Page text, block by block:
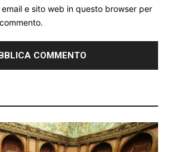
email e sito web in questo browser per